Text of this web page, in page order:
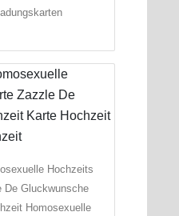
Hochzeits
De Gluckwunsche
Homosexuelle